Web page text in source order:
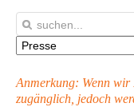
Anmerkung: Wenn wir
zugänglich, jedoch